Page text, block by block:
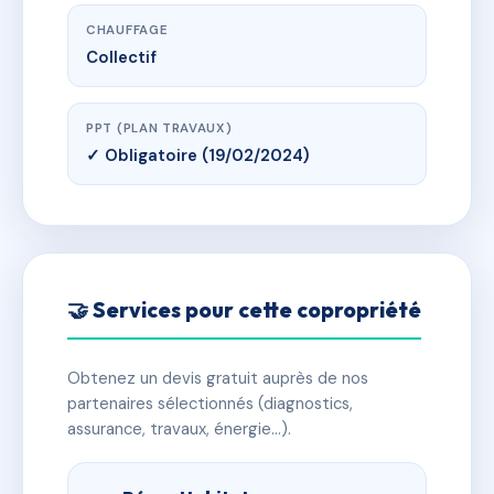
CHAUFFAGE
Collectif
PPT (PLAN TRAVAUX)
✓ Obligatoire (19/02/2024)
🤝 Services pour cette copropriété
Obtenez un devis gratuit auprès de nos
partenaires sélectionnés (diagnostics,
assurance, travaux, énergie…).